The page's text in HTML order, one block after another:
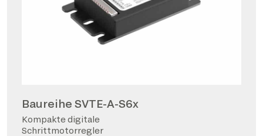
Baureihe SVTE-A-S6x
Kompakte digitale
Schrittmotorregler